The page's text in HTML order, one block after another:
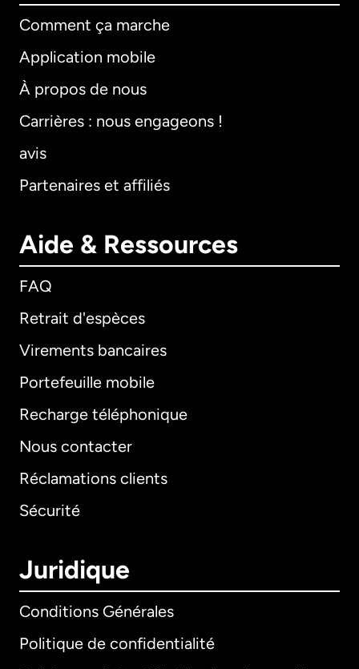
Comment ça marche
Application mobile
À propos de nous
Carrières : nous engageons !
avis
Partenaires et affiliés
Aide & Ressources
FAQ
Retrait d'espèces
Virements bancaires
Portefeuille mobile
Recharge téléphonique
Nous contacter
Réclamations clients
Sécurité
Juridique
Conditions Générales
Politique de confidentialité